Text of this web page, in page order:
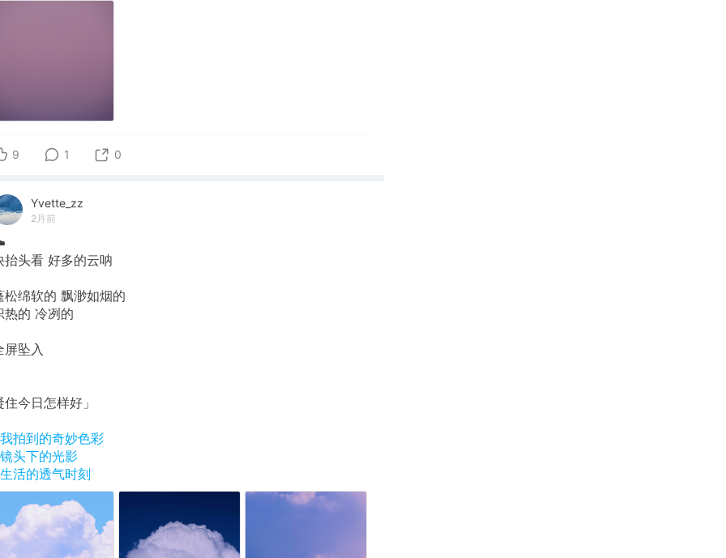
9 1 0
Yvette_zz
2月前
抬头看 好多的云呐
松绵软的 飘渺如烟的
热的 冷冽的
屏坠入
住今日怎样好」
拍到的奇妙色彩
头下的光影
活的透气时刻